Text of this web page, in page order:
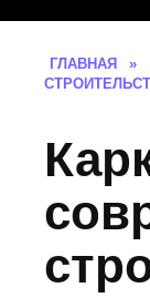
ГЛАВНАЯ »